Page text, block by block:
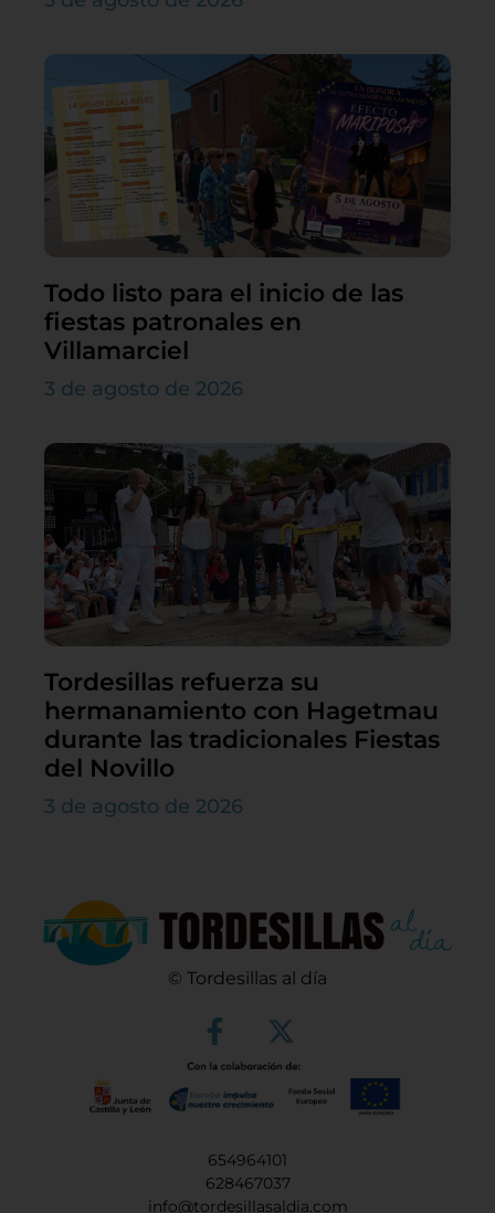
Todo listo para el inicio de las
fiestas patronales en
Villamarciel
3 de agosto de 2026
Tordesillas refuerza su
hermanamiento con Hagetmau
durante las tradicionales Fiestas
del Novillo
3 de agosto de 2026
© Tordesillas al día
654964101
628467037
info@tordesillasaldia.com